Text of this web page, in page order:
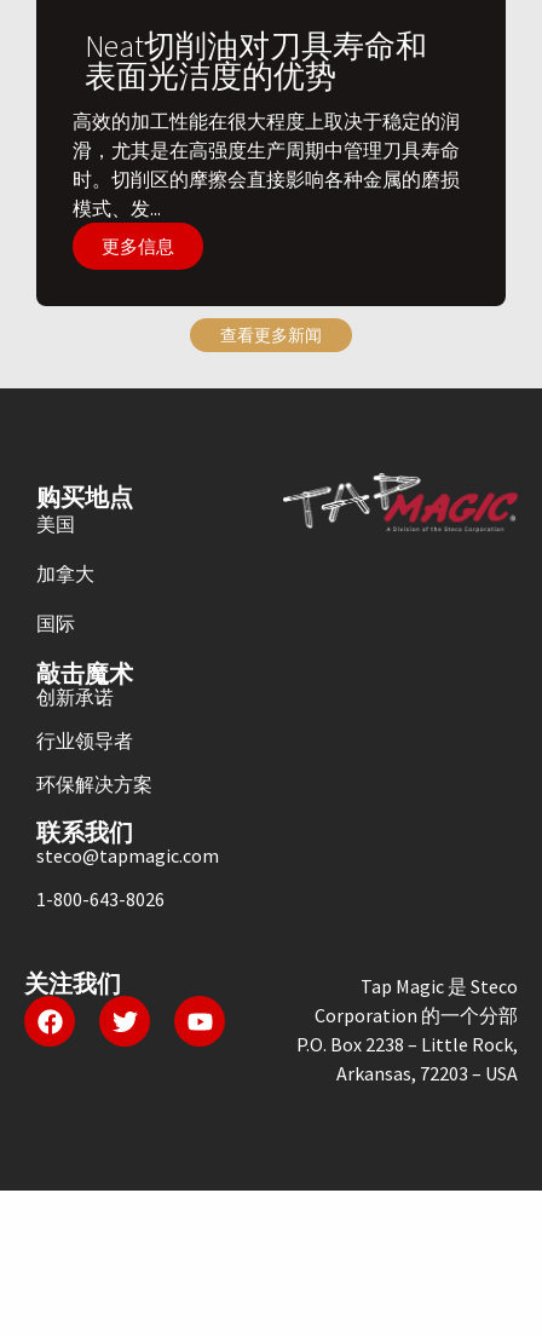
Neat切削油对刀具寿命和
表面光洁度的优势
​高效的加工性能在很大程度上取决于稳定的润
滑，尤其是在高强度生产周期中管理刀具寿命
时。切削区的摩擦会直接影响各种金属的磨损
模式、发...
更多信息
查看更多新闻
购买地点
美国
加拿大
国际
敲击魔术
创新承诺
行业领导者
环保解决方案
联系我们
steco@tapmagic.com
1-800-643-8026
关注我们
Tap Magic 是 Steco
Corporation 的一个分部
P.O. Box 2238 – Little Rock,
Arkansas, 72203 – USA